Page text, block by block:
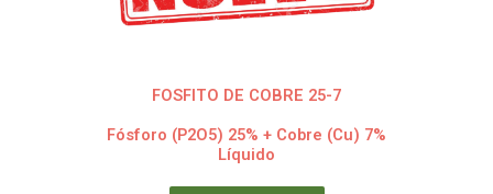
FOSFITO DE COBRE 25-7
Fósforo (P2O5) 25% + Cobre (Cu) 7%
Líquido